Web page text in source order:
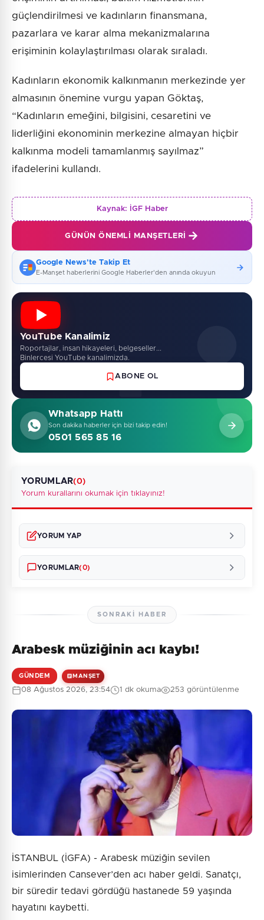
güçlendirilmesi ve kadınların finansmana,
pazarlara ve karar alma mekanizmalarına
erişiminin kolaylaştırılması olarak sıraladı.
Kadınların ekonomik kalkınmanın merkezinde yer
almasının önemine vurgu yapan Göktaş,
“Kadınların emeğini, bilgisini, cesaretini ve
liderliğini ekonominin merkezine almayan hiçbir
kalkınma modeli tamamlanmış sayılmaz”
ifadelerini kullandı.
Kaynak: İGF Haber
GÜNÜN ÖNEMLI MANŞETLERI
Google News'te Takip Et
E-Manşet haberlerini Google Haberler'den anında okuyun
YouTube Kanalimiz
Roportajlar, insan hikayeleri, belgeseller...
Binlercesi YouTube kanalimizda.
ABONE OL
Whatsapp Hattı
Son dakika haberler için bizi takip edin!
0501 565 85 16
YORUMLAR(0)
Yorum kurallarını okumak için tıklayınız!
YORUM YAP
0/2000
Güvenlik Sorusu:
1 + 4 = ?
Gönder
YORUMLAR(0)
Henüz yorum yapılmamış. İlk yorumu siz yapın!
SONRAKI HABER
Arabesk müziğinin acı kaybı!
GÜNDEM MANŞET
08 Ağustos 2026, 23:54 1 dk okuma 253 görüntülenme
İSTANBUL (İGFA) - Arabesk müziğin sevilen
isimlerinden Cansever’den acı haber geldi. Sanatçı,
bir süredir tedavi gördüğü hastanede 59 yaşında
hayatını kaybetti.